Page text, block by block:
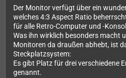
Der Monitor verfügt über ein
welches 4:3 Aspect Ratio
für alle Retro-Computer und -
Was ihn wirklich besonders macht
Monitoren da draußen abhebt, ist
Steckplatzsystem:
Es gibt Platz für drei verschiedene
genannt.